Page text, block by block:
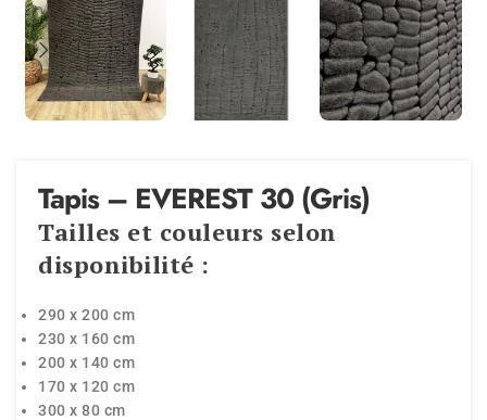
Tapis – EVEREST 30 (Gris)
Tailles et couleurs selon
disponibilité :
290 x 200 cm
230 x 160 cm
200 x 140 cm
170 x 120 cm
300 x 80 cm